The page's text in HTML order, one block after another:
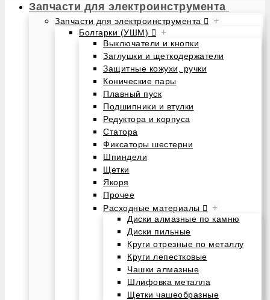
Запчасти для электроинструмента
Запчасти для электроинструмента +
Болгарки (УШМ) +
Выключатели и кнопки
Заглушки и щеткодержатели
Защитные кожухи, ручки
Конические пары
Плавный пуск
Подшипники и втулки
Редуктора и корпуса
Статора
Фиксаторы шестерни
Шпиндели
Щетки
Якоря
Прочее
Расходные материалы
+
Диски алмазные по камню
Диски пильные
Круги отрезные по металлу
Круги лепестковые
Чашки алмазные
Шлифовка металла
Щетки чашеобразные